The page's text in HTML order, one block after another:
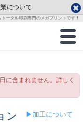
について
ータル印刷専門のメガプリントです！
に含まれません。詳しく
ン ▶加工について